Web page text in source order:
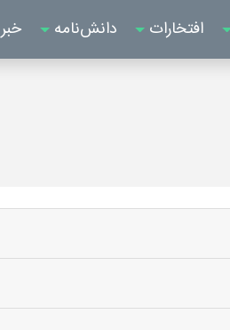
افتخارات دانش‌نامه خبر